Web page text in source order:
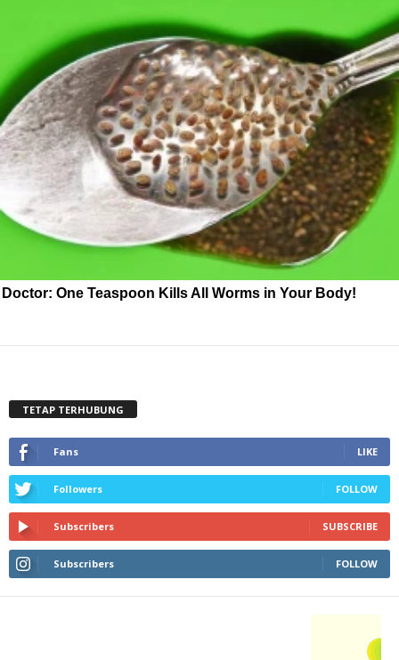
Doctor: One Teaspoon Kills All Worms in Your Body!
TETAP TERHUBUNG
Fans LIKE
Followers FOLLOW
Subscribers SUBSCRIBE
Subscribers FOLLOW